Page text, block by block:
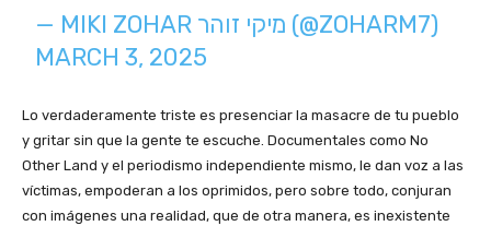
— MIKI ZOHAR מיקי זוהר (@ZOHARM7)
MARCH 3, 2025
Lo verdaderamente triste es presenciar la masacre de tu pueblo
y gritar sin que la gente te escuche. Documentales como No
Other Land y el periodismo independiente mismo, le dan voz a las
víctimas, empoderan a los oprimidos, pero sobre todo, conjuran
con imágenes una realidad, que de otra manera, es inexistente